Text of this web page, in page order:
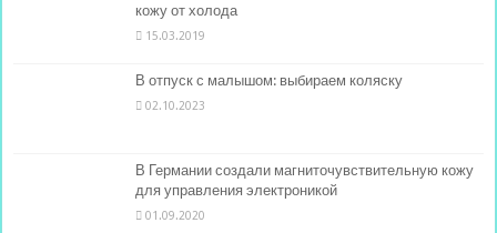
кожу от холода
15.03.2019
В отпуск с малышом: выбираем коляску
02.10.2023
В Германии создали магниточувствительную кожу
для управления электроникой
01.09.2020